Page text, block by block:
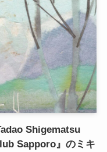
Shigematsu
Sapporo』のミキ